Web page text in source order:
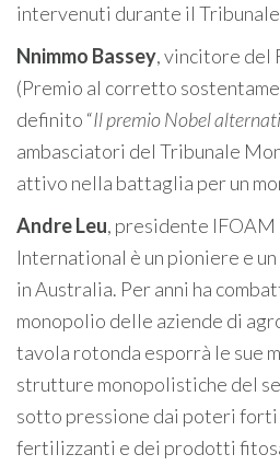
intervenuti durante il
Nnimmo Bassey, vincitore del
(Premio al corretto
definito “Il premio Nobel
ambasciatori del Tribunale
attivo nella battaglia per un
Andre Leu, presidente IFOAM
International è un pioniere e
in Australia. Per anni ha
monopolio delle aziende di
tavola rotonda esporrà le sue
strutture monopolistiche del
sotto pressione dai poteri forti
fertilizzanti e dei prodotti